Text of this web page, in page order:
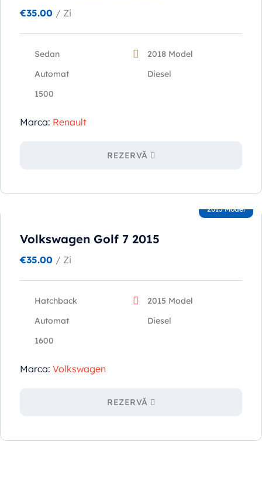
€35.00 / Zi
Sedan
2018 Model
Automat
Diesel
1500
Marca: Renault
REZERVĂ
2015 Model
Volkswagen Golf 7 2015
€35.00 / Zi
Hatchback
2015 Model
Automat
Diesel
1600
Marca: Volkswagen
REZERVĂ